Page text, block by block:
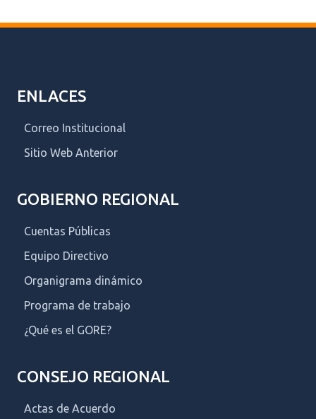
ENLACES
Correo Institucional
Sitio Web Anterior
GOBIERNO REGIONAL
Cuentas Públicas
Equipo Directivo
Organigrama dinámico
Programa de trabajo
¿Qué es el GORE?
CONSEJO REGIONAL
Actas de Acuerdo